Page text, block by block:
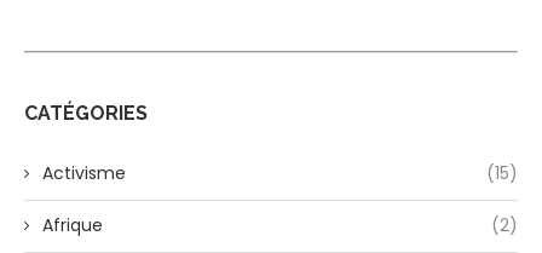
CATÉGORIES
Activisme (15)
Afrique (2)